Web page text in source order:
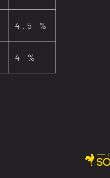
4.5 %
4 %